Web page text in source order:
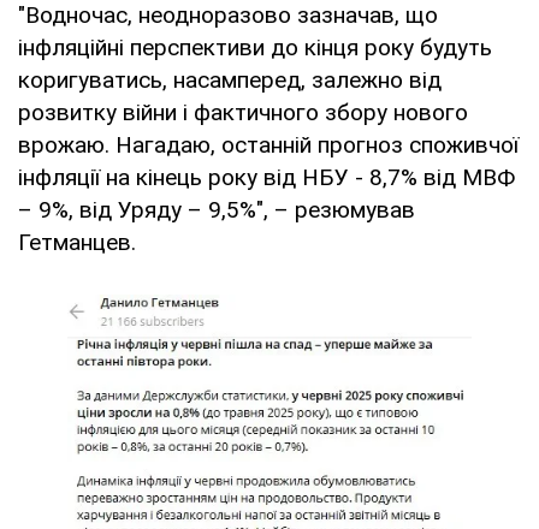
"Водночас, неодноразово зазначав, що
інфляційні перспективи до кінця року будуть
коригуватись, насамперед, залежно від
розвитку війни і фактичного збору нового
врожаю. Нагадаю, останній прогноз споживчої
інфляції на кінець року від НБУ - 8,7% від МВФ
– 9%, від Уряду – 9,5%", – резюмував
Гетманцев.